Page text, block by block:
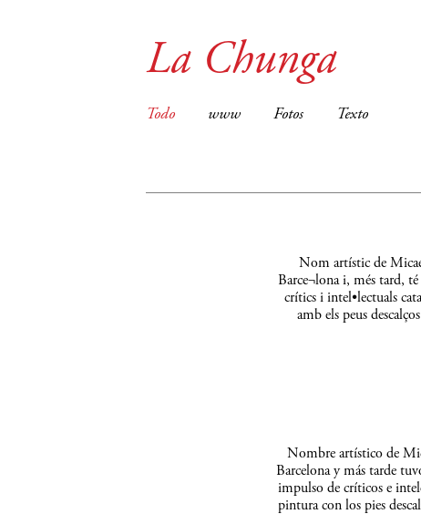
La Chunga
Todo www Fotos Texto
Nom artístic de
Barce¬lona i, més tard,
crítics i intel•lectuals
amb els peus
Nombre artístico de
Barcelona y más tarde
impulso de críticos e
pintura con los pies